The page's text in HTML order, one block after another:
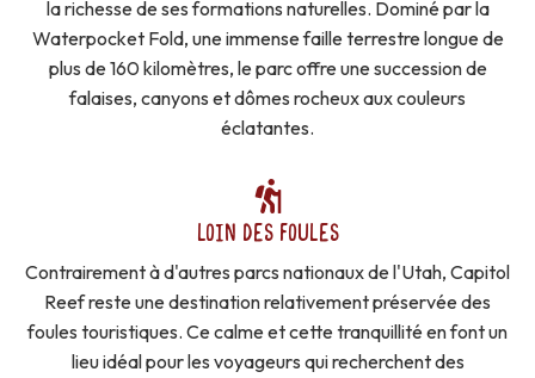
la richesse de ses formations naturelles. Dominé par la
Waterpocket Fold, une immense faille terrestre longue de
plus de 160 kilomètres, le parc offre une succession de
falaises, canyons et dômes rocheux aux couleurs
éclatantes.
LOIN DES FOULES
Contrairement à d'autres parcs nationaux de l'Utah, Capitol
Reef reste une destination relativement préservée des
foules touristiques. Ce calme et cette tranquillité en font un
lieu idéal pour les voyageurs qui recherchent des